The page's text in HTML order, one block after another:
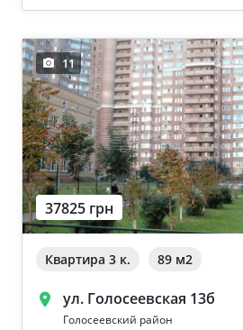
От 60
От 80
От 100
11
37825 грн
Квартира 3 к. 89 м2
ул. Голосеевская 13б
Голосеевский район